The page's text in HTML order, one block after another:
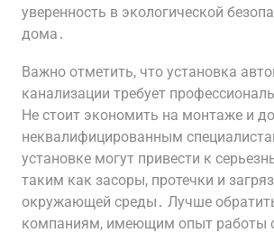
уверенность в экологической
дома․
Важно отметить, что установка
канализации требует
Не стоит экономить на монтаже и
неквалифицированным
установке могут привести к
таким как засоры, протечки и
окружающей среды․ Лучше
компаниям, имеющим опыт работы